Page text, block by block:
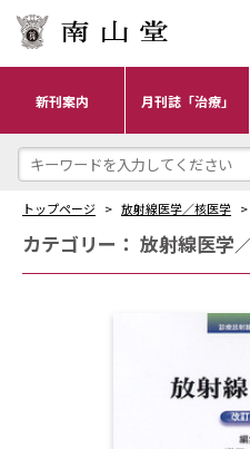
新刊案内 月刊誌「治療」
トップページ 放射線医学／核医学
カテゴリー： 放射線医学